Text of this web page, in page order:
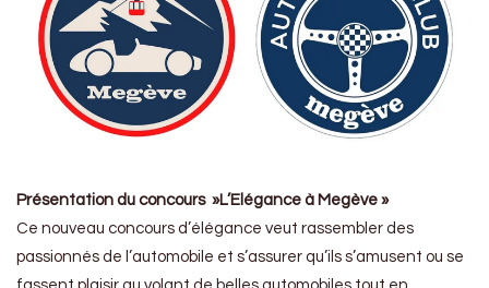
Présentation du concours »L’Elégance à Megève »
Ce nouveau concours d’élégance veut rassembler des
passionnés de l’automobile et s’assurer qu’ils s’amusent ou se